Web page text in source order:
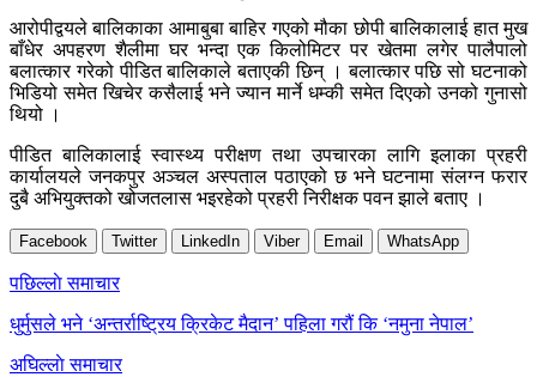
आरोपीद्वयले बालिकाका आमाबुबा बाहिर गएको मौका छोपी बालिकालाई हात मुख
बाँधेर अपहरण शैलीमा घर भन्दा एक किलोमिटर पर खेतमा लगेर पालैपालो
बलात्कार गरेको पीडित बालिकाले बताएकी छिन् । बलात्कार पछि सो घटनाको
भिडियो समेत खिचेर कसैलाई भने ज्यान मार्ने धम्की समेत दिएको उनको गुनासो
थियो ।
पीडित बालिकालाई स्वास्थ्य परीक्षण तथा उपचारका लागि इलाका प्रहरी
कार्यालयले जनकपुर अञ्चल अस्पताल पठाएको छ भने घटनामा संलग्न फरार
दुबै अभियुक्तको खोजतलास भइरहेको प्रहरी निरीक्षक पवन झाले बताए ।
Facebook Twitter LinkedIn Viber Email WhatsApp
Post
navigation
पछिल्लाे समाचार
धुर्मुसले भने ‘अन्तर्राष्ट्रिय क्रिकेट मैदान’ पहिला गरौं कि ‘नमुना नेपाल’
अघिल्लाे समाचार